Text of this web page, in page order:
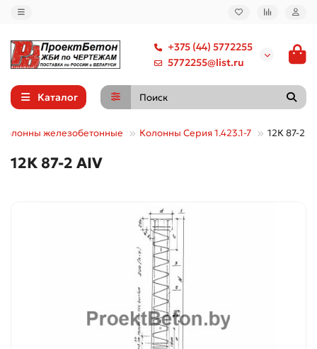
+375 (44) 5772255
5772255@list.ru
Каталог
Колонны железобетонные Колонны Серия 1.423.1-7 12К 87-2
12К 87-2 АIV